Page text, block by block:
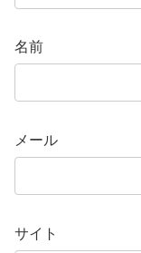
名前
メール
サイト